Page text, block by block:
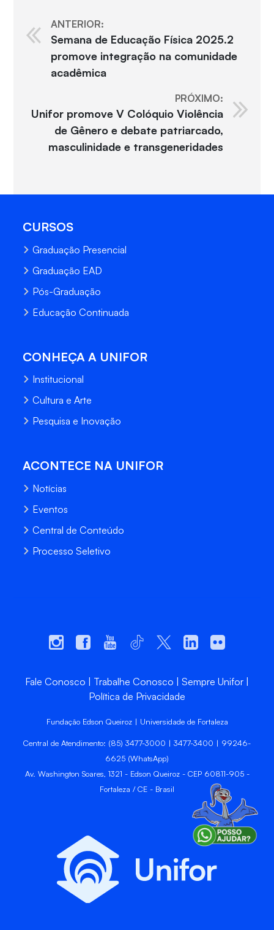
ANTERIOR:
Semana de Educação Física 2025.2
promove integração na comunidade
acadêmica
PRÓXIMO:
Unifor promove V Colóquio Violência
de Gênero e debate patriarcado,
masculinidade e transgeneridades
CURSOS
Graduação Presencial
Graduação EAD
Pós-Graduação
Educação Continuada
CONHEÇA A UNIFOR
Institucional
Cultura e Arte
Pesquisa e Inovação
ACONTECE NA UNIFOR
Notícias
Eventos
Central de Conteúdo
Processo Seletivo
Fale Conosco Trabalhe Conosco
Sempre Unifor
Política de Privacidade
Fundação Edson Queiroz | Universidade de Fortaleza
Central de Atendimento: (85) 3477-3000 | 3477-3400 | 99246-
6625 (WhatsApp)
Av. Washington Soares, 1321 - Edson Queiroz - CEP 60811-905 -
Fortaleza / CE - Brasil